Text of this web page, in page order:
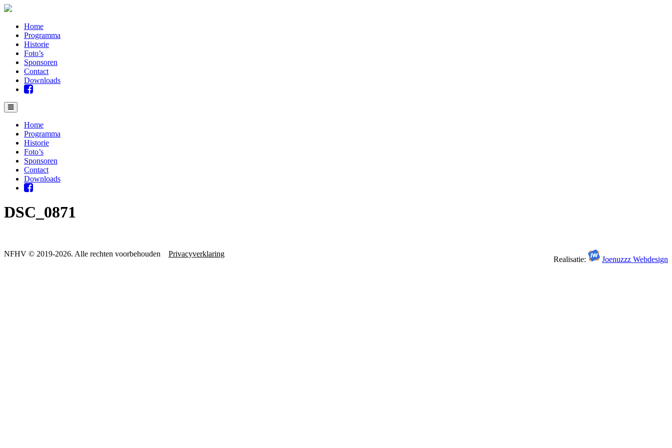
Home
Programma
Historie
Foto’s
Sponsoren
Contact
Downloads
Home
Programma
Historie
Foto’s
Sponsoren
Contact
Downloads
DSC_0871
NFHV © 2019-2026. Alle rechten voorbehouden Privacyverklaring
Realisatie: Joenuzzz Webdesign